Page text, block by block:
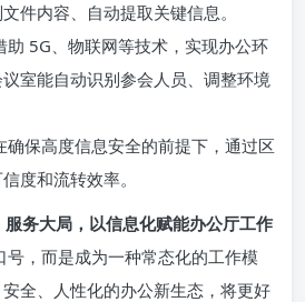
件内容、自动提取关键信息。
助 5G、物联网等技术，实现办公环
室能自动识别参会人员、调整环境
确保高度信息安全的前提下，通过区
度和流转效率。
服务大局，以信息化赋能办公厅工作
号，而是成为一种常态化的工作模
全、人性化的办公新生态，将更好